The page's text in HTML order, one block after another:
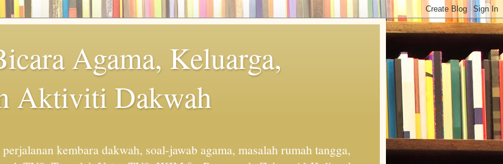
Agama, Keluarga,
Aktiviti Dakwah
kembara dakwah, soal-jawab agama, masalah rumah tangga,